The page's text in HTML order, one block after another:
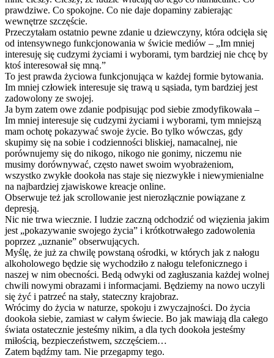
prawdziwe. Co spokojne. Co nie daje dopaminy zabierając
wewnętrze szczęście.
Przeczytałam ostatnio pewne zdanie u dziewczyny, która odcięła się
od intensywnego funkcjonowania w świcie mediów – „Im mniej
interesuję się cudzymi życiami i wyborami, tym bardziej nie chcę by
ktoś interesował się mną.”
To jest prawda życiowa funkcjonująca w każdej formie bytowania.
Im mniej człowiek interesuje się trawą u sąsiada, tym bardziej jest
zadowolony ze swojej.
Ja bym zatem owe zdanie podpisując pod siebie zmodyfikowała –
Im mniej interesuje się cudzymi życiami i wyborami, tym mniejszą
mam ochotę pokazywać swoje życie. Bo tylko wówczas, gdy
skupimy się na sobie i codzienności bliskiej, namacalnej, nie
porównujemy się do nikogo, nikogo nie gonimy, niczemu nie
musimy dorównywać, często nawet swoim wyobrażeniom,
wszystko zwykłe dookoła nas staje się niezwykłe i niewymienialne
na najbardziej zjawiskowe kreacje online.
Obserwuje też jak scrollowanie jest nierozłącznie powiązane z
depresją.
Nic nie trwa wiecznie. I ludzie zaczną odchodzić od więzienia jakim
jest „pokazywanie swojego życia” i krótkotrwałego zadowolenia
poprzez „uznanie” obserwujących.
Myślę, że już za chwilę powstaną ośrodki, w których jak z nałogu
alkoholowego będzie się wychodziło z nałogu telefonicznego i
naszej w nim obecności. Bedą odwyki od zagłuszania każdej wolnej
chwili nowymi obrazami i informacjami. Będziemy na nowo uczyli
się żyć i patrzeć na stały, stateczny krajobraz.
Wrócimy do życia w naturze, spokoju i zwyczajności. Do życia
dookoła siebie, zamiast w całym świecie. Bo jak mawiają dla całego
świata ostatecznie jesteśmy nikim, a dla tych dookoła jesteśmy
miłością, bezpieczeństwem, szczęściem…
Zatem bądźmy tam. Nie przegapmy tego.